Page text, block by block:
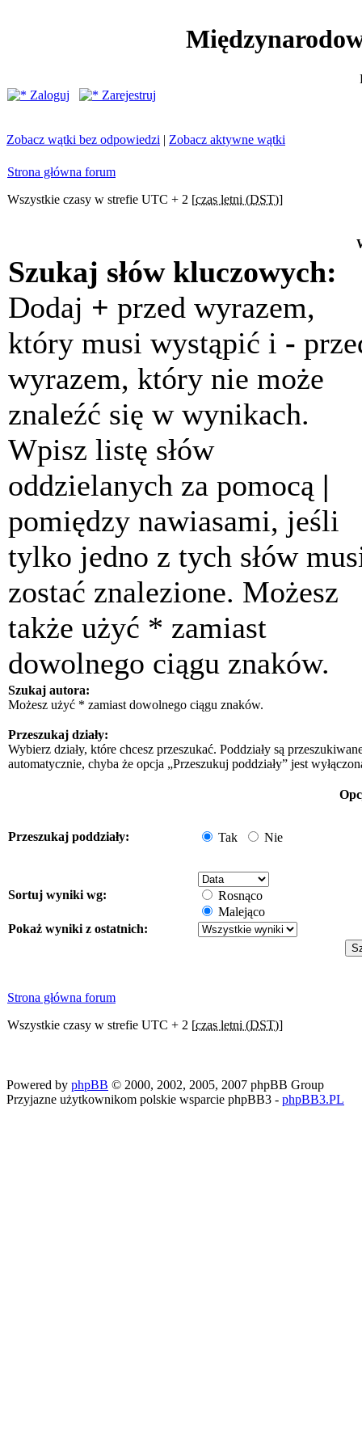
Zaloguj
Zarejestruj
Zobacz wątki bez odpowiedzi | Zobacz aktywne wątki
Strona główna forum
Wszystkie czasy w strefie UTC + 2 [czas letni (DST)]
Szukaj słów kluczowych:
Dodaj + przed wyrazem,
który musi wystąpić i -
wyrazem, który nie może
znaleźć się w wynikach.
Wpisz listę słów
oddzielanych za pomocą |
pomiędzy nawiasami, jeśli
tylko jedno z tych słów
zostać znalezione. Możesz
także użyć * zamiast
dowolnego ciągu znaków.
Szukaj autora:
Możesz użyć * zamiast dowolnego ciągu znaków.
Przeszukaj działy:
Wybierz działy, które chcesz przeszukać. Poddziały są
automatycznie, chyba że opcja „Przeszukuj poddziały” jest
Przeszukaj poddziały: Tak Nie
Sortuj wyniki wg:
Rosnąco
Malejąco
Pokaż wyniki z ostatnich:
Strona główna forum
Wszystkie czasy w strefie UTC + 2 [czas letni (DST)]
Powered by phpBB © 2000, 2002, 2005, 2007 phpBB Group
Przyjazne użytkownikom polskie wsparcie phpBB3 - phpBB3.PL